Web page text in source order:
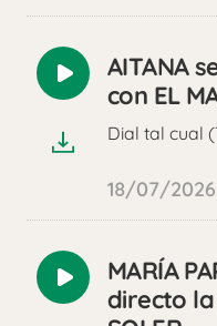
Reproducir
audio
AITANA
con EL
Dial tal cual
18/07/2026
Reproducir
audio
MARÍA
directo la